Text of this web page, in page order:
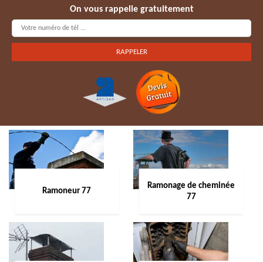
On vous rappelle gratuitement
Ramoneur 77
Ramonage de cheminée
77